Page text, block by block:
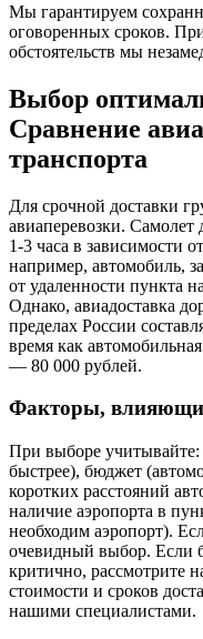
Мы гарантируем
оговоренных сроков.
обстоятельств мы
Выбор
Сравнение
транспорта
Для срочной доставки
авиаперевозки. Самолет
1-3 часа в зависимости
например, автомобиль,
от удаленности пункта
Однако, авиадоставка
пределах России
время как
— 80 000 рублей.
Факторы,
При выборе учитывайте:
быстрее), бюджет
коротких расстояний
наличие аэропорта в
необходим аэропорт).
очевидный выбор. Если
критично, рассмотрите
стоимости и сроков
нашими специалистами.